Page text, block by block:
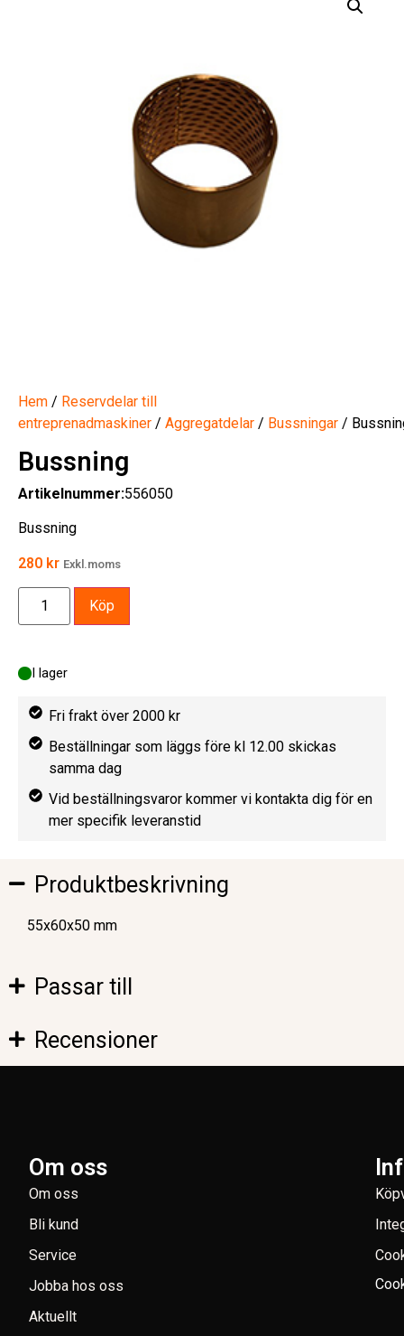
Hem / Reservdelar till
entreprenadmaskiner / Aggregatdelar / Bussningar /
Bussning
Artikelnummer:556050
Bussning
280 kr Exkl.moms
I lager
Köp
Fri frakt över 2000 kr
Beställningar som läggs före kl 12.00 skickas
samma dag
Vid beställningsvaror kommer vi kontakta dig för en
mer specifik leveranstid
Produktbeskrivning
55x60x50 mm
Passar till
Recensioner
Om oss
Om oss
Bli kund
Service
Jobba hos oss
Aktuellt